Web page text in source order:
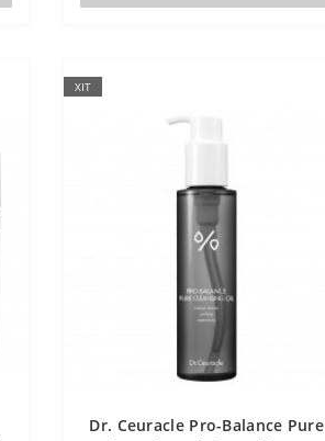
ХІТ
Dr. Ceuracle Pro-Balance Pure